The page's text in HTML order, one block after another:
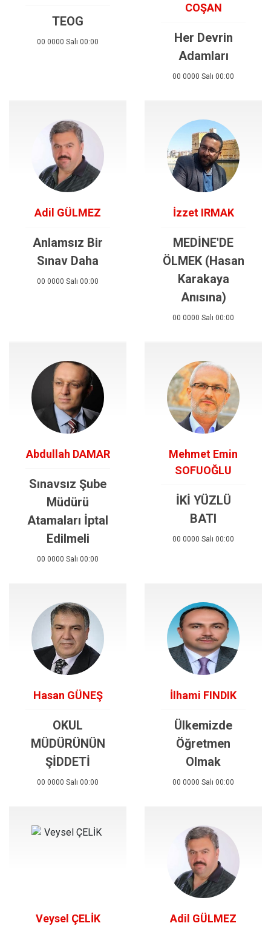
TEOG
00 0000 Salı 00:00
COŞAN
Her Devrin
Adamları
00 0000 Salı 00:00
Adil GÜLMEZ
Anlamsız Bir
Sınav Daha
00 0000 Salı 00:00
İzzet IRMAK
MEDİNE'DE
ÖLMEK (Hasan
Karakaya
Anısına)
00 0000 Salı 00:00
Abdullah DAMAR
Sınavsız Şube
Müdürü
Atamaları İptal
Edilmeli
00 0000 Salı 00:00
Mehmet Emin
SOFUOĞLU
İKİ YÜZLÜ
BATI
00 0000 Salı 00:00
Hasan GÜNEŞ
OKUL
MÜDÜRÜNÜN
ŞİDDETİ
00 0000 Salı 00:00
İlhami FINDIK
Ülkemizde
Öğretmen
Olmak
00 0000 Salı 00:00
Veysel ÇELİK Adil GÜLMEZ